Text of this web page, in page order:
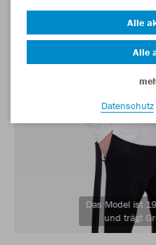
Das Model ist
und trägt
Alle
Alle
Datenschutz